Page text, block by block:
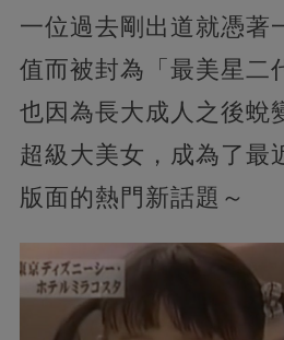
一位過去剛出道就憑著
值而被封為「最美星二
也因為長大成人之後蛻
超級大美女，成為了最
版面的熱門新話題～